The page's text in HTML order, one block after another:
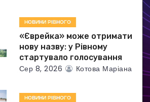
НОВИНИ РІВНОГО
«Єврейка» може отримати
нову назву: у Рівному
стартувало голосування
Сер 8, 2026 Котова Маріана
НОВИНИ РІВНОГО